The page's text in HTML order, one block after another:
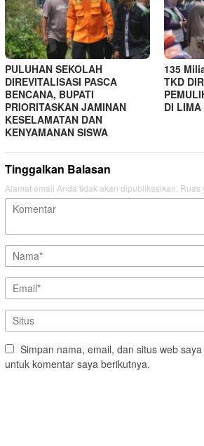
PULUHAN SEKOLAH
DIREVITALISASI PASCA
BENCANA, BUPATI
PRIORITASKAN JAMINAN
KESELAMATAN DAN
KENYAMANAN SISWA
135
TKD
DI LIMA
Tinggalkan Balasan
Alamat email Anda tidak akan dipublikasikan. Ruas
Simpan nama, email, dan situs web
untuk komentar saya berikutnya.